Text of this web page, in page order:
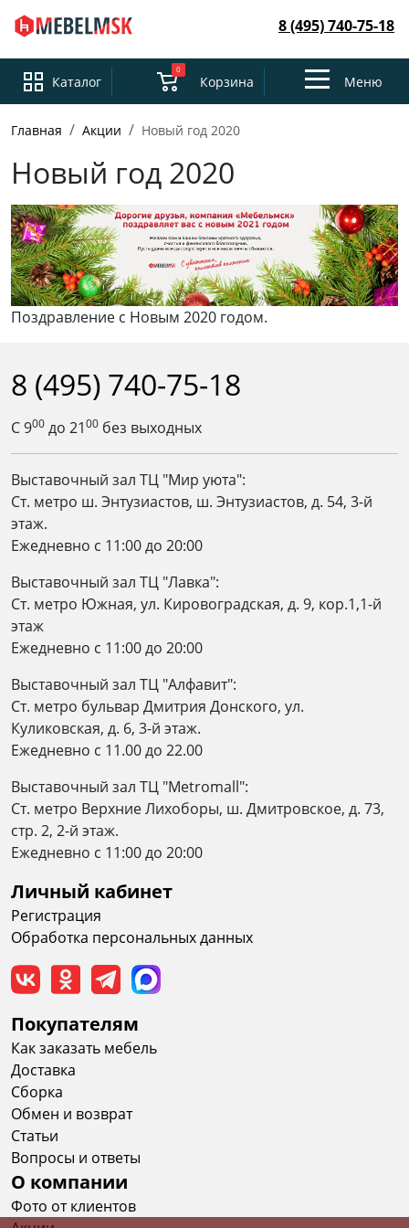
8 (495) 740-75-18
Каталог
0
Корзина
ToggleМеню
Главная Акции Новый год 2020
Новый год 2020
Поздравление с Новым 2020 годом.
О компании
Фото от клиентов
Покупателям
Как заказать мебель
Доставка
Сборка
Обмен и возврат
Статьи
Вопросы и ответы
Личный кабинет
Регистрация
Обработка персональных данных
8 (495) 740-75-18
С 900 до 2100 без выходных
Выставочный зал ТЦ "Мир уюта":
Ст. метро ш. Энтузиастов, ш. Энтузиастов, д. 54, 3-й
этаж.
Ежедневно c 11:00 до 20:00
Выставочный зал ТЦ "Лавка":
Ст. метро Южная, ул. Кировоградская, д. 9, кор.1,1-й
этаж
Ежедневно c 11:00 до 20:00
Выставочный зал ТЦ "Алфавит":
Ст. метро бульвар Дмитрия Донского, ул.
Куликовская, д. 6, 3-й этаж.
Ежедневно с 11.00 до 22.00
Выставочный зал ТЦ "Metromall":
Ст. метро Верхние Лихоборы, ш. Дмитровское, д. 73,
стр. 2, 2-й этаж.
Eжедневно c 11:00 до 20:00